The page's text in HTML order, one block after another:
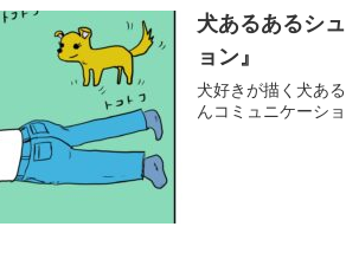
犬あるあるシ
ョン』
犬好きが描く犬あ
んコミュニケーシ